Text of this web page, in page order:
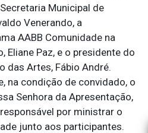
Municipal de
Venerando, a
AABB Comunidade na
Eliane Paz, e o presidente do
das Artes, Fábio André.
na condição de convidado, o
Senhora da Apresentação,
por ministrar o
junto aos participantes.